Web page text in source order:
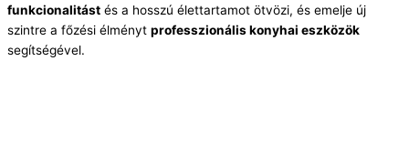
funkcionalitást és a hosszú élettartamot ötvözi, és emelje új
szintre a főzési élményt professzionális konyhai eszközök
segítségével.